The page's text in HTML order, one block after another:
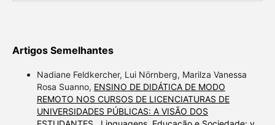
Artigos Semelhantes
Nadiane Feldkercher, Lui Nörnberg, Marilza Vanessa
Rosa Suanno, ENSINO DE DIDÁTICA DE MODO
REMOTO NOS CURSOS DE LICENCIATURAS DE
UNIVERSIDADES PÚBLICAS: A VISÃO DOS